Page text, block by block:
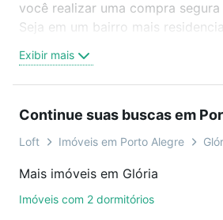
você realizar uma compra
Seja em um bairro mais
oferta ideal de Imóveis com 2
Glória, Porto Alegre, RS para
é grátis, sem compromisso e
mais de 46 mil corretores e
Como escolher um imóvel?
Exibir mais
Continue suas buscas em
Loft Imóveis em Porto Alegre
Mais imóveis em Glória
Imóveis com 2 dormitórios